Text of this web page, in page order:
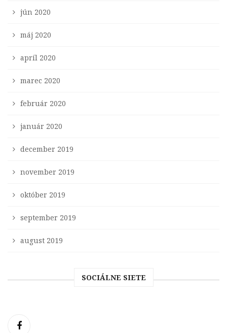
jún 2020
máj 2020
apríl 2020
marec 2020
február 2020
január 2020
december 2019
november 2019
október 2019
september 2019
august 2019
SOCIÁLNE SIETE